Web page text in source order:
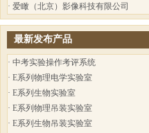
· 爱瞰（北京）影像科技有限公司
最新发布产品
· 中考实验操作考评系统
· E系列物理电学实验室
· E系列生物实验室
· E系列物理吊装实验室
· E系列生物吊装实验室